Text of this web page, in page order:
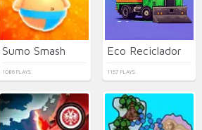
Sumo Smash
1086 PLAYS
Eco Reciclador
1157 PLAYS